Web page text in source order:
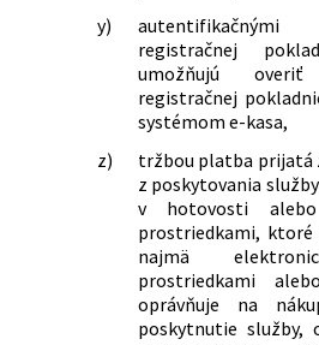
y)
registračnej
umožňujú
registračnej
systémom e-kasa,
z)
tržbou platba prijatá
z poskytovania
v hotovosti
prostriedkami,
najmä
prostriedkami
oprávňuje na
poskytnutie